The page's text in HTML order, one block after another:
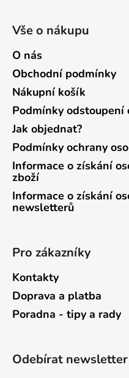
Vše o nákupu
O nás
Obchodní podmínky
Nákupní košík
Podmínky odstoupení
Jak objednat?
Podmínky ochrany
Informace o získání
zboží
Informace o získání
newsletterů
Pro zákazníky
Kontakty
Doprava a platba
Poradna - tipy a rady
Odebírat newsletter